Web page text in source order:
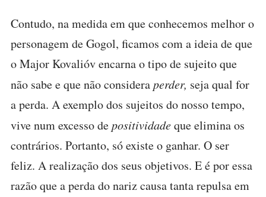
Contudo, na medida em que conhecemos melhor o
personagem de Gogol, ficamos com a ideia de que
o Major Kovalióv encarna o tipo de sujeito que
não sabe e que não consideraperder, seja qual for
a perda. A exemplo dos sujeitos do nosso tempo,
vive num excesso depositividadeque elimina os
contrários. Portanto, só existe o ganhar. O ser
feliz. A realização dos seus objetivos. E é por essa
razão que a perda do nariz causa tanta repulsa em